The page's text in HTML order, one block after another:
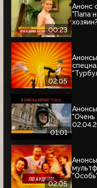
00:23
Анонс
"Папа
02:05
01:01
"Очень
02:05